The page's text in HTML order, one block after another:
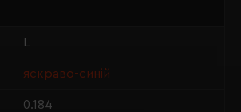
яскраво-синій
0.184